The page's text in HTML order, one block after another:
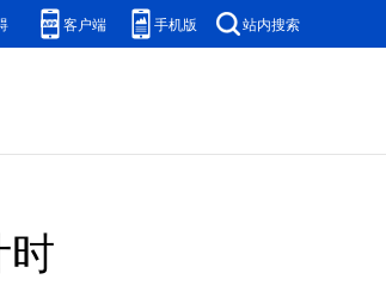
客户端 手机版 站内搜索